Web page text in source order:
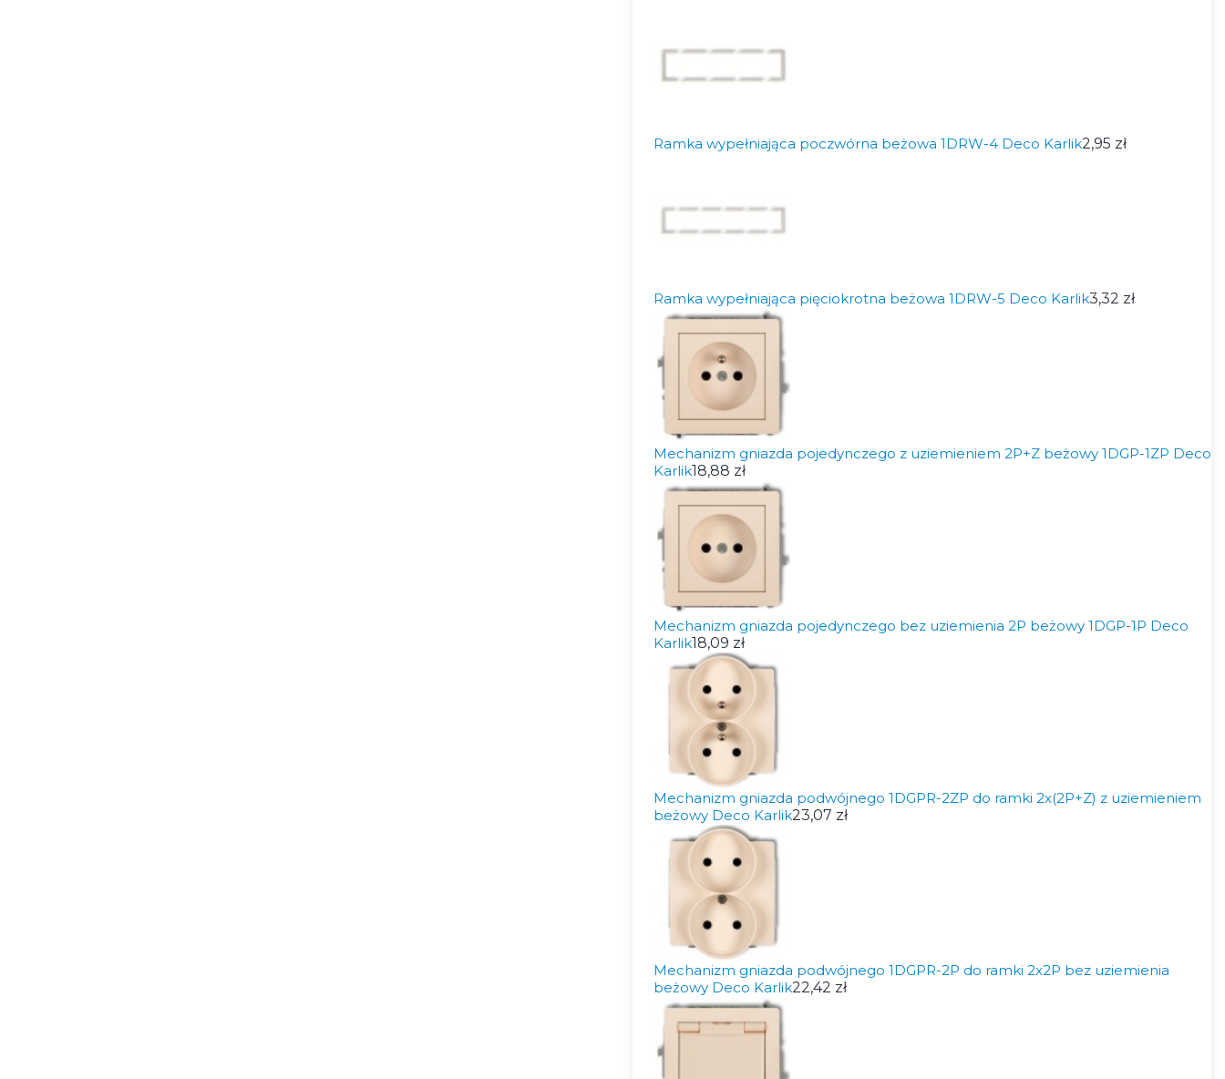
Ramka wypełniająca poczwórna beżowa 1DRW-4 Deco Karlik2,95 zł
Ramka wypełniająca pięciokrotna beżowa 1DRW-5 Deco Karlik3,32 zł
Mechanizm gniazda pojedynczego z uziemieniem 2P+Z beżowy 1DGP-1ZP Deco
Karlik18,88 zł
Mechanizm gniazda pojedynczego bez uziemienia 2P beżowy 1DGP-1P Deco
Karlik18,09 zł
Mechanizm gniazda podwójnego 1DGPR-2ZP do ramki 2x(2P+Z) z uziemieniem
beżowy Deco Karlik23,07 zł
Mechanizm gniazda podwójnego 1DGPR-2P do ramki 2x2P bez uziemienia
beżowy Deco Karlik22,42 zł